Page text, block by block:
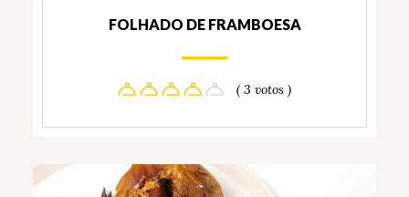
FOLHADO DE FRAMBOESA
( 3 votos )